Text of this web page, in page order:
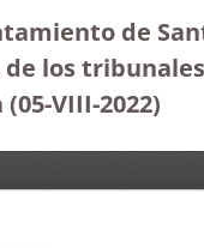
de
los
VIII-2022)